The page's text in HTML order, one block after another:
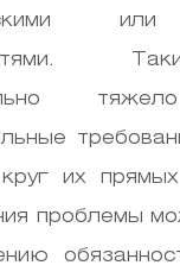
их прямых
проблемы